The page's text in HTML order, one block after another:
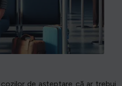
de așteptare că ar trebui